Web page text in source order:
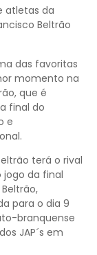
atletas da
Beltrão
das favoritas
momento na
que é
final do
e
terá o rival
jogo da final
para o dia 9
branquense
JAP´s em